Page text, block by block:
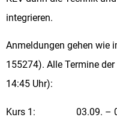
integrieren.
Anmeldungen gehen wie
155274). Alle Termine
14:45 Uhr):
Kurs 1: 03.09. –